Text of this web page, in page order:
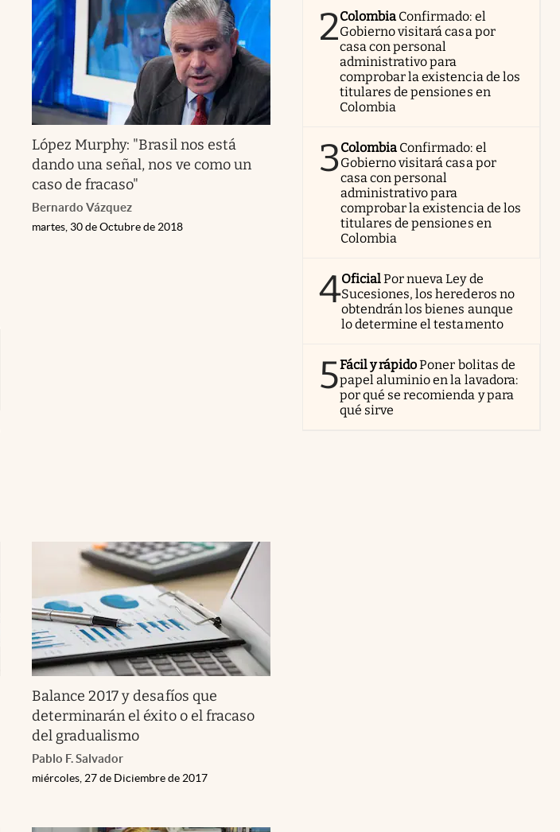
López Murphy: "Brasil nos está
dando una señal, nos ve como un
caso de fracaso"
Bernardo Vázquez
martes, 30 de Octubre de 2018
Balance 2017 y desafíos que
determinarán el éxito o el fracaso
del gradualismo
Pablo F. Salvador
miércoles, 27 de Diciembre de 2017
2Colombia Confirmado: el
Gobierno visitará casa por
casa con personal
administrativo para
comprobar la existencia de los
titulares de pensiones en
Colombia
3Colombia Confirmado: el
Gobierno visitará casa por
casa con personal
administrativo para
comprobar la existencia de los
titulares de pensiones en
Colombia
4OficialPor nueva Ley de
Sucesiones, los herederos no
obtendrán los bienes aunque
lo determine el testamento
5Fácil y rápidoPoner bolitas de
papel aluminio en la lavadora:
por qué se recomienda y para
qué sirve